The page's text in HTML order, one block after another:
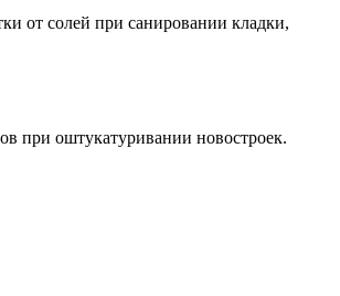
от солей при санировании кладки,
при оштукатуривании новостроек.